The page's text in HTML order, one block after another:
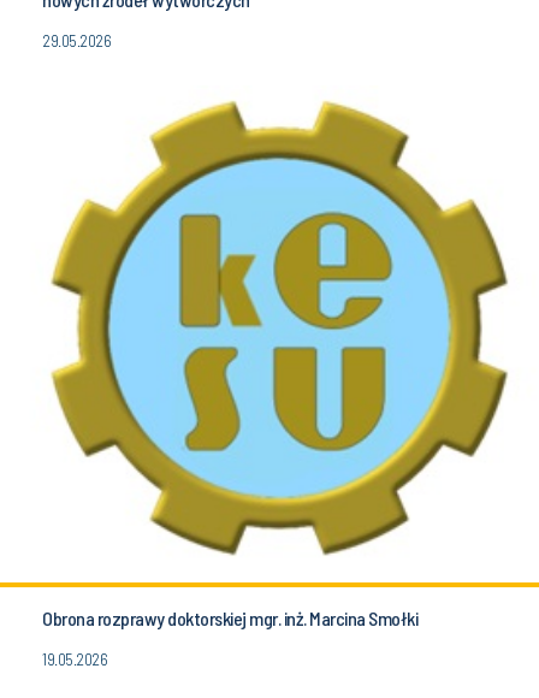
29.05.2026
Obrona rozprawy doktorskiej mgr. inż. Marcina Smołki
19.05.2026